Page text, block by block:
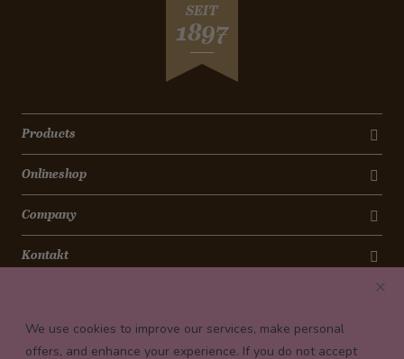
SEIT
1897
Products
Onlineshop
Company
Kontakt
Payment conditions
We use cookies to improve our services, make personal
offers, and enhance your experience. If you do not accept